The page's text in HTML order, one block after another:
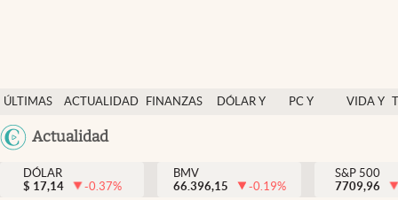
ÚLTIMAS
NOTICIAS
ACTUALIDAD
FINANZAS
DÓLAR Y
PC Y
VIDA Y
México
Actualidad
Actualidad
Finanzas y economía
Dólar y mercados
DÓLAR
$ 17,14 -0.37%
BMV
66.396,15
-0.19%
S&P 500
7709,96